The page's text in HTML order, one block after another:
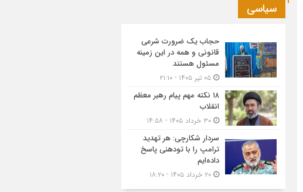
سیاسی
حجاب یک ضرورت شرعی
قانونی و همه در این زمینه
مسئول هستند
۱۸ نکته مهم پیام رهبر معظم
انقلاب
سردار شکارچی: هر تهدید
ترامپ را با تودهنی پاسخ
داده‌ایم